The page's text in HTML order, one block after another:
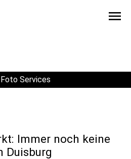
menu
Services
Immer noch keine
Duisburg